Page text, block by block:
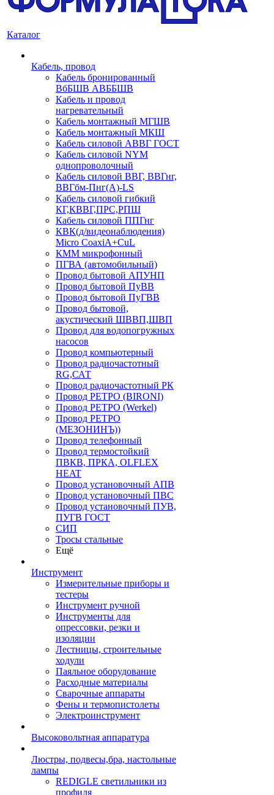
Каталог
Кабель, провод
Кабель бронированный
ВбБШВ АВББШВ
Кабель и провод
нагревательный
Кабель монтажный МГШВ
Кабель монтажный МКШ
Кабель силовой АВВГ ГОСТ
Кабель силовой NYM
однопроволочный
Кабель силовой ВВГ, ВВГнг,
ВВГбм-Пнг(А)-LS
Кабель силовой гибкий
КГ,КВВГ,ПРС,РПШ
Кабель силовой ППГнг
КВК(д/видеонаблюдения)
Micro CoaxiA+CuL
КММ микрофонный
ПГВА (автомобильный)
Провод бытовой АПУНП
Провод бытовой ПуВВ
Провод бытовой ПуГВВ
Провод бытовой,
акустический ШВВП,ШВП
Провод для водопогружных
насосов
Провод компьютерный
Провод радиочастотный
RG,САТ
Провод радиочастотный РК
Провод РЕТРО (BIRONI)
Провод РЕТРО (Werkel)
Провод РЕТРО
(МЕЗОНИНЪ))
Провод телефонный
Провод термостойкий
ПВКВ, ПРКА, OLFLEX
HEAT
Провод установочный АПВ
Провод установочный ПВС
Провод установочный ПУВ,
ПУГВ ГОСТ
СИП
Тросы стальные
Ещё
Инструмент
Измерительные приборы и
тестеры
Инструмент ручной
Инструменты для
опрессовки, резки и
изоляции
Лестницы, строительные
ходули
Паяльное оборудование
Расходные материалы
Сварочные аппараты
Фены и термопистолеты
Электроинструмент
Высоковольтная аппаратура
Люстры, подвесы,бра, настольные
лампы
REDIGLE светильники из
профиля